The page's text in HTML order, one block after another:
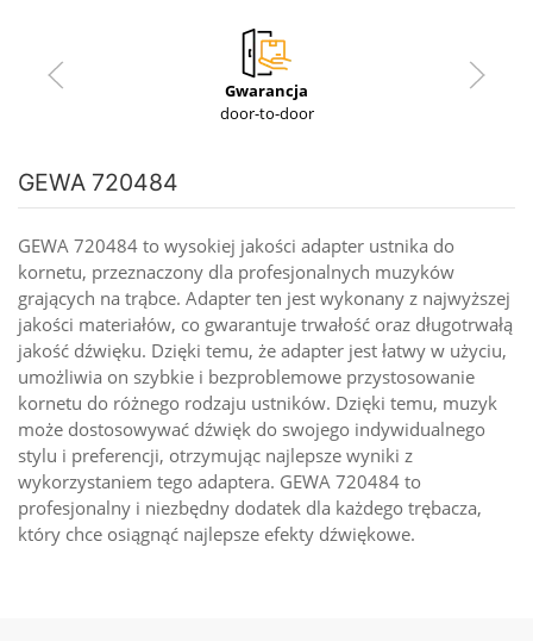
Gwarancja
door-to-door
GEWA 720484
GEWA 720484 to wysokiej jakości adapter ustnika do
kornetu, przeznaczony dla profesjonalnych muzyków
grających na trąbce. Adapter ten jest wykonany z najwyższej
jakości materiałów, co gwarantuje trwałość oraz długotrwałą
jakość dźwięku. Dzięki temu, że adapter jest łatwy w użyciu,
umożliwia on szybkie i bezproblemowe przystosowanie
kornetu do różnego rodzaju ustników. Dzięki temu, muzyk
może dostosowywać dźwięk do swojego indywidualnego
stylu i preferencji, otrzymując najlepsze wyniki z
wykorzystaniem tego adaptera. GEWA 720484 to
profesjonalny i niezbędny dodatek dla każdego trębacza,
który chce osiągnąć najlepsze efekty dźwiękowe.